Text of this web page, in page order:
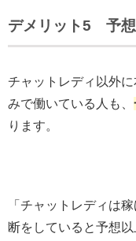
デメリット5 予想
チャットレディ以外
みで働いている人も、
ります。
「チャットレディは
断をしていると予想